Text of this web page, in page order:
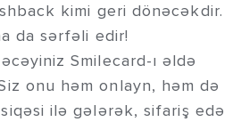
kimi geri dönəcəkdir.
da sərfəli edir!
Smilecard-ı əldə
onu həm onlayn, həm də
ilə gələrək, sifariş edə